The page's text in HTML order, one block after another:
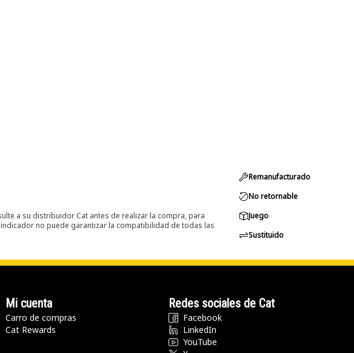
a su distribuidor Cat antes de realizar la compra, para
no puede garantizar la compatibilidad de todas las
Remanufacturado
No retornable
Juego
Sustituido
Mi cuenta
Carro de compras
Cat Rewards
Redes sociales de Cat
Facebook
LinkedIn
YouTube